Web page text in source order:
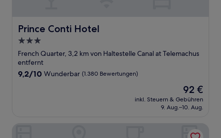
Prince Conti Hotel
Prince Conti Hotel
3.0-
Sterne-
Unterkunft
French Quarter, 3,2 km von Haltestelle Canal at Telemachus
entfernt
9.2
9,2/10 Wunderbar (1.380 Bewertungen)
Der
Preis
beträgt
92 €
inkl. Steuern & Gebühren
9. Aug.–10. Aug.
Holiday Inn New Orleans - Downtown Superdome by IHG